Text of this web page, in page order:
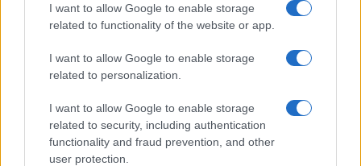
I want to allow Google to enable storage
related to functionality of the website or app.
I want to allow Google to enable storage
related to personalization.
I want to allow Google to enable storage
related to security, including authentication
functionality and fraud prevention, and other
user protection.
Marco Tessari · 4 Ago 2026